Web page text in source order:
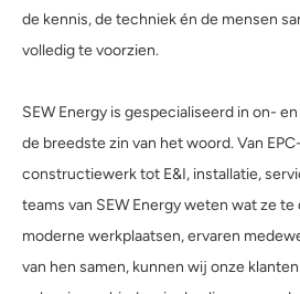
de kennis, de techniek én de mensen
volledig te voorzien.
SEW Energy is gespecialiseerd in on-
de breedste zin van het woord. Van
constructiewerk tot E&I, installatie,
teams van SEW Energy weten wat ze
moderne werkplaatsen, ervaren
van hen samen, kunnen wij onze